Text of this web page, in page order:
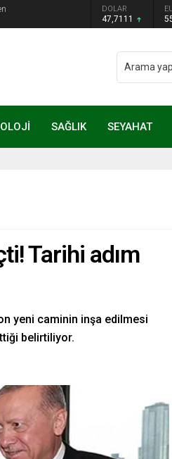
DOLAR
47,7111
SAĞLIK SEYAHAT
Tarihi adım
yeni caminin inşa edilmesi
belirtiliyor.